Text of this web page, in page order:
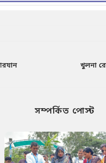
খুলনা
সম্পর্কিত পোস্ট